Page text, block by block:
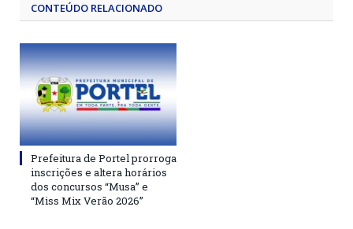
CONTEÚDO RELACIONADO
Prefeitura de Portel prorroga
inscrições e altera horários
dos concursos “Musa” e
“Miss Mix Verão 2026”